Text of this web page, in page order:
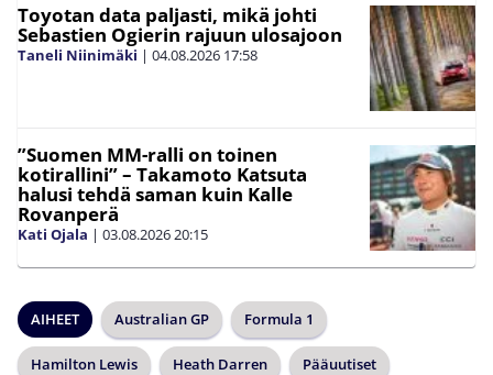
Toyotan data paljasti, mikä johti
Sebastien Ogierin rajuun ulosajoon
Taneli Niinimäki | 04.08.2026 17:58
”Suomen MM-ralli on toinen
kotirallini” – Takamoto Katsuta
halusi tehdä saman kuin Kalle
Rovanperä
Kati Ojala | 03.08.202620:15
AIHEET Australian GP Formula 1
Hamilton Lewis Heath Darren Pääuutiset